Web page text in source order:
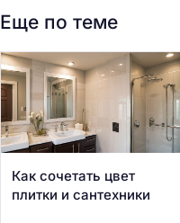
Еще по теме
Как сочетать цвет
плитки и сантехники